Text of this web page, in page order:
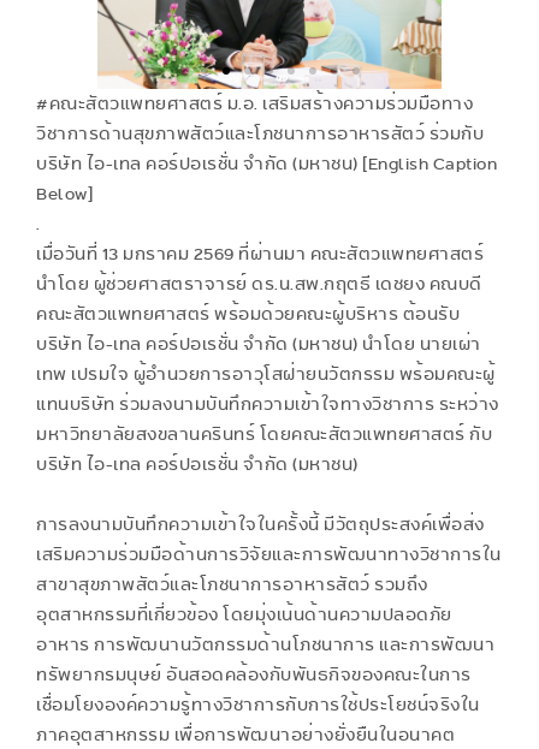
#คณะสัตวแพทยศาสตร์ ม.อ. เสริมสร้างความร่วมมือทาง
วิชาการด้านสุขภาพสัตว์และโภชนาการอาหารสัตว์ ร่วมกับ
บริษัท ไอ-เทล คอร์ปอเรชั่น จำกัด (มหาชน) [English Caption
Below]
.
เมื่อวันที่ 13 มกราคม 2569 ที่ผ่านมา คณะสัตวแพทยศาสตร์
นำโดย ผู้ช่วยศาสตราจารย์ ดร.น.สพ.กฤตธี เดชยง คณบดี
คณะสัตวแพทยศาสตร์ พร้อมด้วยคณะผู้บริหาร ต้อนรับ
บริษัท ไอ-เทล คอร์ปอเรชั่น จำกัด (มหาชน) นำโดย นายเผ่า
เทพ เปรมใจ ผู้อำนวยการอาวุโสฝ่ายนวัตกรรม พร้อมคณะผู้
แทนบริษัท ร่วมลงนามบันทึกความเข้าใจทางวิชาการ ระหว่าง
มหาวิทยาลัยสงขลานครินทร์ โดยคณะสัตวแพทยศาสตร์ กับ
บริษัท ไอ-เทล คอร์ปอเรชั่น จำกัด (มหาชน)
การลงนามบันทึกความเข้าใจในครั้งนี้ มีวัตถุประสงค์เพื่อส่ง
เสริมความร่วมมือด้านการวิจัยและการพัฒนาทางวิชาการใน
สาขาสุขภาพสัตว์และโภชนาการอาหารสัตว์ รวมถึง
อุตสาหกรรมที่เกี่ยวข้อง โดยมุ่งเน้นด้านความปลอดภัย
อาหาร การพัฒนานวัตกรรมด้านโภชนาการ และการพัฒนา
ทรัพยากรมนุษย์ อันสอดคล้องกับพันธกิจของคณะในการ
เชื่อมโยงองค์ความรู้ทางวิชาการกับการใช้ประโยชน์จริงใน
ภาคอุตสาหกรรม เพื่อการพัฒนาอย่างยั่งยืนในอนาคต